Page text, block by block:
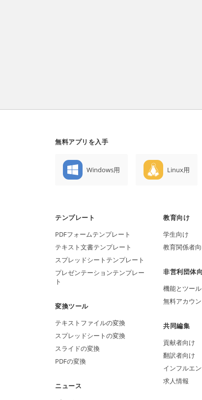
無料アプリを入手
Windows用 Linux用
テンプレート
PDFフォームテンプレート
テキスト文書テンプレート
スプレッドシートテンプレート
プレゼンテーションテンプレー
ト
変換ツール
テキストファイルの変換
スプレッドシートの変換
スライドの変換
PDFの変換
ニュース
教育向け
学生向け
教育関係者
非営利団体
機能とツール
無料アカウ
共同編集
貢献者向け
翻訳者向け
インフルエ
求人情報